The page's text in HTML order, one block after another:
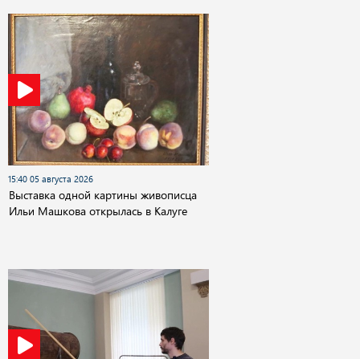
15:40 05 августа 2026
Выставка одной картины живописца
Ильи Машкова открылась в Калуге